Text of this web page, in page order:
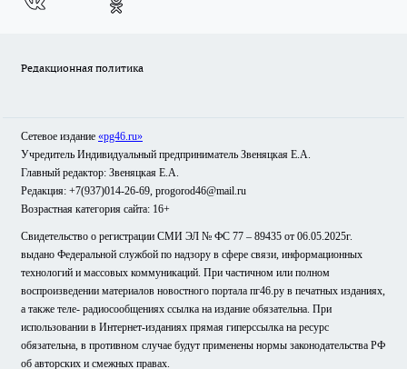
Редакционная политика
Сетевое издание «pg46.ru»
Учредитель Индивидуальный предприниматель Звеняцкая Е.А.
Главный редактор: Звеняцкая Е.А.
Редакция: +7(937)014-26-69, progorod46@mail.ru
Возрастная категория сайта: 16+
Свидетельство о регистрации СМИ ЭЛ № ФС 77 – 89435 от 06.05.2025г.
выдано Федеральной службой по надзору в сфере связи, информационных
технологий и массовых коммуникаций. При частичном или полном
воспроизведении материалов новостного портала пг46.ру в печатных изданиях,
а также теле- радиосообщениях ссылка на издание обязательна. При
использовании в Интернет-изданиях прямая гиперссылка на ресурс
обязательна, в противном случае будут применены нормы законодательства РФ
об авторских и смежных правах.